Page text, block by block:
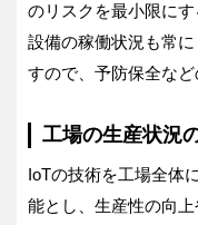
のリスクを最小限に
設備の稼働状況も常
すので、予防保全など
工場の生産状況
IoTの技術を工場全体
能とし、生産性の向